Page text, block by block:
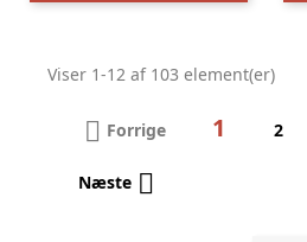
Viser 1-12 af 103 element(er)
 Forrige 1 2
Næste 